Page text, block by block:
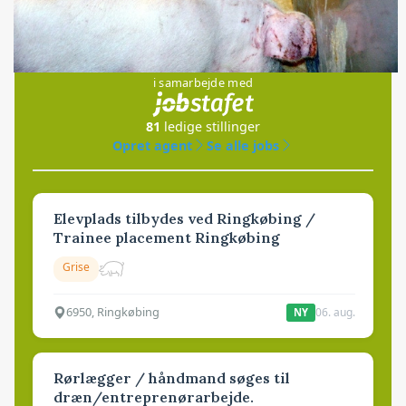
Jobs
i samarbejde med
81 ledige stillinger
Opret agent
Se alle jobs
Elevplads tilbydes ved Ringkøbing /
Trainee placement Ringkøbing
Grise
6950, Ringkøbing NY 06. aug.
Rørlægger / håndmand søges til
dræn/entreprenørarbejde.